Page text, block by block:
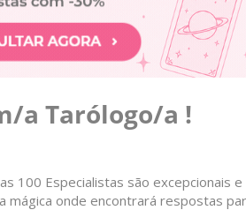
a Tarólogo/a !
100 Especialistas são excepcionais
onde encontrará respostas